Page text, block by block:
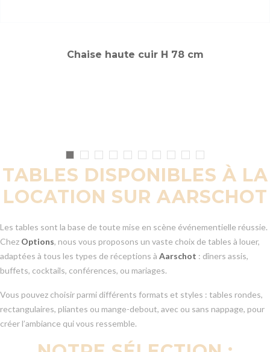
Chaise haute cuir H 78 cm
TABLES DISPONIBLES À LA
LOCATION SUR AARSCHOT
Les tables sont la base de toute mise en scène événementielle réussie.
Chez Options, nous vous proposons un vaste choix de tables à louer,
adaptées à tous les types de réceptions à Aarschot : dîners assis,
buffets, cocktails, conférences, ou mariages.
Vous pouvez choisir parmi différents formats et styles : tables rondes,
rectangulaires, pliantes ou mange-debout, avec ou sans nappage, pour
créer l’ambiance qui vous ressemble.